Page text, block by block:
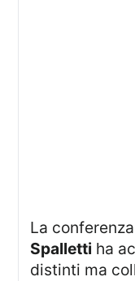
La
Spalletti ha
distinti ma